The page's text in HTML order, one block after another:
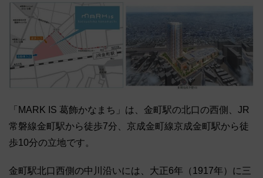
「MARK IS 葛飾かなまち」は、金町駅の北口の西側、JR
常磐線金町駅から徒歩7分、京成金町線京成金町駅から徒
歩10分の立地です。
金町駅北口西側の中川沿いには、大正6年（1917年）に三